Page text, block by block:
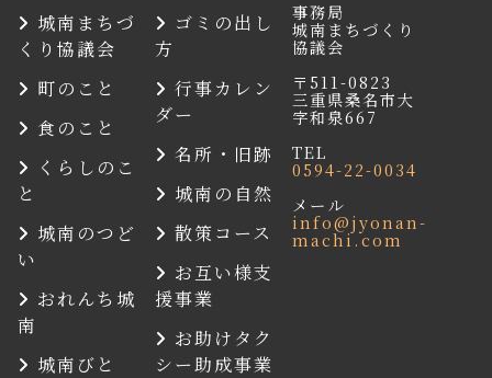
城南まちづ
くり協議会
町のこと
食のこと
くらしのこ
と
城南のつど
い
おれんち城
南
城南びと
ゴミの出し
方
行事カレン
ダー
名所・旧跡
城南の自然
散策コース
お互い様支
援事業
お助けタク
シー助成事業
事務局
城南まちづくり
協議会
〒511-0823
三重県桑名市大
字和泉667
TEL
0594-22-0034
メール
info@jyonan-
machi.com